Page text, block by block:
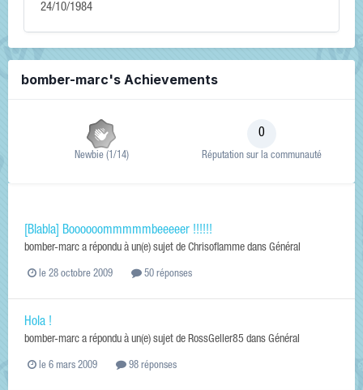
24/10/1984
bomber-marc's Achievements
Newbie (1/14)
0
Réputation sur la communauté
[Blabla] Boooooommmmmbeeeeer !!!!!!
bomber-marc a répondu à un(e) sujet de Chrisoflamme dans Général
le 28 octobre 2009 50 réponses
Hola !
bomber-marc a répondu à un(e) sujet de RossGeller85 dans Général
le 6 mars 2009 98 réponses